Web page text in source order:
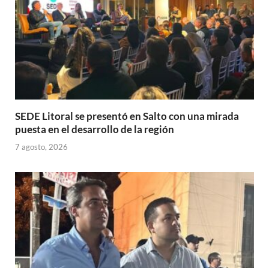
SEDE Litoral se presentó en Salto con una mirada
puesta en el desarrollo de la región
7 agosto, 2026